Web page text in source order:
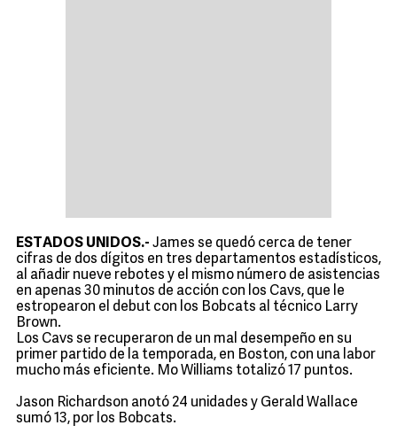
ESTADOS UNIDOS.- James se quedó cerca de tener
cifras de dos dígitos en tres departamentos estadísticos,
al añadir nueve rebotes y el mismo número de asistencias
en apenas 30 minutos de acción con los Cavs, que le
estropearon el debut con los Bobcats al técnico Larry
Brown.
Los Cavs se recuperaron de un mal desempeño en su
primer partido de la temporada, en Boston, con una labor
mucho más eficiente. Mo Williams totalizó 17 puntos.
Jason Richardson anotó 24 unidades y Gerald Wallace
sumó 13, por los Bobcats.